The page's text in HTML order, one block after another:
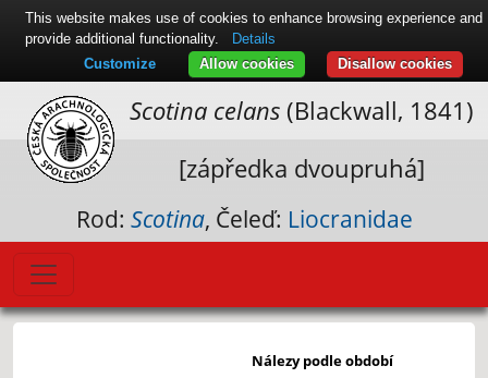
Scotina celans(Blackwall, 1841)
[zápředka dvoupruhá]
Rod: Scotina, Čeleď: Liocranidae
Leaflet|© Seznam.cz a.s. a další
Nálezy podle období
This website makes use of cookies to enhance browsing experience and
provide additional functionality.
Details
Disallow cookies
Allow cookies
Customize